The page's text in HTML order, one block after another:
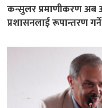
कन्सुलर प्रमाणीकरण अब
प्रशासनलाई रूपान्तरण गर्ने